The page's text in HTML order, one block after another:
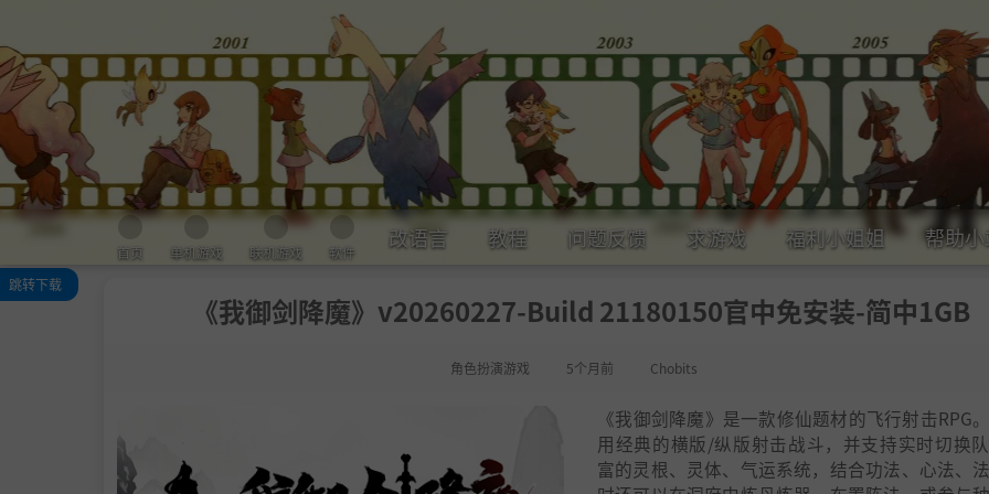
首页 单机游戏 联机游戏 软件
改语言 教程 问题反馈 求游戏 福利小姐姐 帮助
《我御剑降魔》v20260227-Build 21180150官中免安装-简中1GB
角色扮演游戏 5个月前 Chobits
跳转下载
《我御剑降魔》是一款修仙题材的飞行射击RPG
用经典的横版/纵版射击战斗，并支持实时切换
富的灵根、灵体、气运系统，结合功法、心法、